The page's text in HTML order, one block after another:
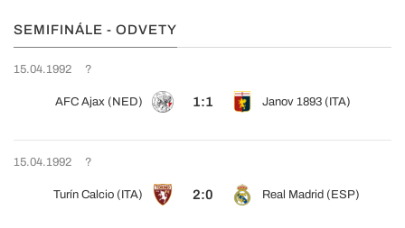
SEMIFINÁLE - ODVETY
15.04.1992 ?
AFC Ajax (NED) 1:1 Janov 1893 (ITA)
15.04.1992 ?
Turín Calcio (ITA) 2:0 Real Madrid (ESP)